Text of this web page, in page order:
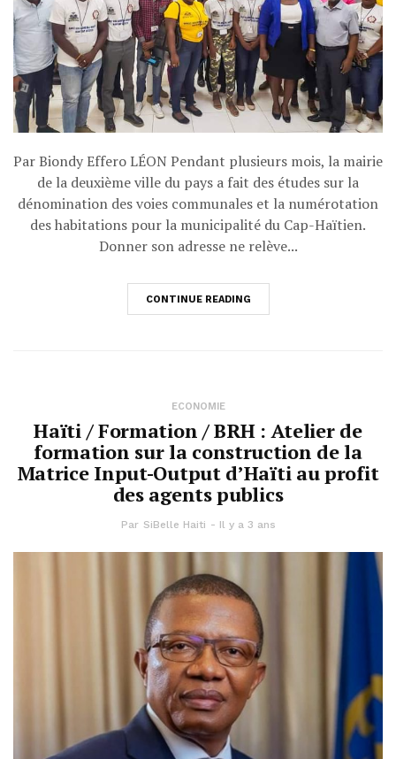
Par Biondy Effero LÉON Pendant plusieurs mois, la mairie
de la deuxième ville du pays a fait des études sur la
dénomination des voies communales et la numérotation
des habitations pour la municipalité du Cap-Haïtien.
Donner son adresse ne relève...
CONTINUE READING
ECONOMIE
Haïti / Formation / BRH : Atelier de
formation sur la construction de la
Matrice Input-Output d’Haïti au profit
des agents publics
Par SiBelle Haiti Il y a 3 ans